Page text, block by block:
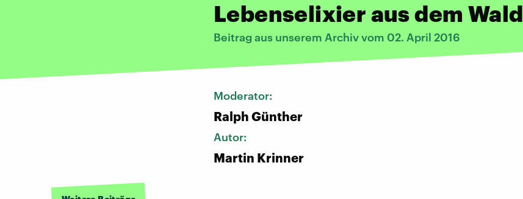
Lebenselixier aus dem Wald
Beitrag aus unserem Archiv vom 02. April 2016
Moderator:
Ralph Günther
Autor:
Martin Krinner